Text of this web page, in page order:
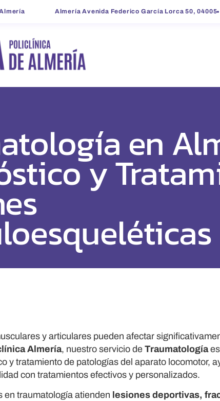
Almería Avenida Federico García Lorca 50, 04005
en
y
y articulares pueden afectar
Almería, nuestro servicio de Traumatología
y tratamiento de patologías del aparato locomotor,
con tratamientos efectivos y personalizados.
en traumatología atienden lesiones deportivas,